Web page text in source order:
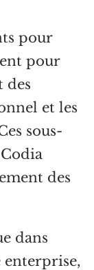
pour
pour
des
et les
sous-
des
dans
enterprise,